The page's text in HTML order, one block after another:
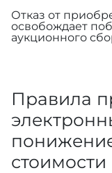
Отказ от
освобождает
аукционного
Правила
стоимости